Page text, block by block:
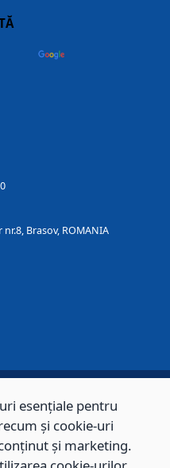
Brasov, ROMANIA
BRAȘOV, toate drepturile
esențiale pentru
și cookie-uri
și marketing.